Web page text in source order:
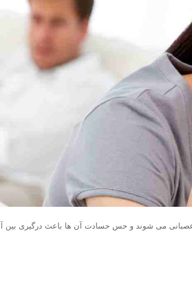
عصبانی می شوند و حس حسادت آن ها باعث درگیری بین